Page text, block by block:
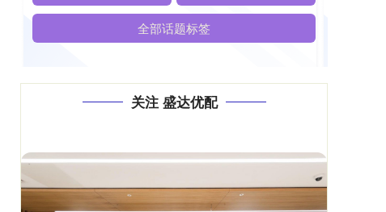
全部话题标签
关注 盛达优配